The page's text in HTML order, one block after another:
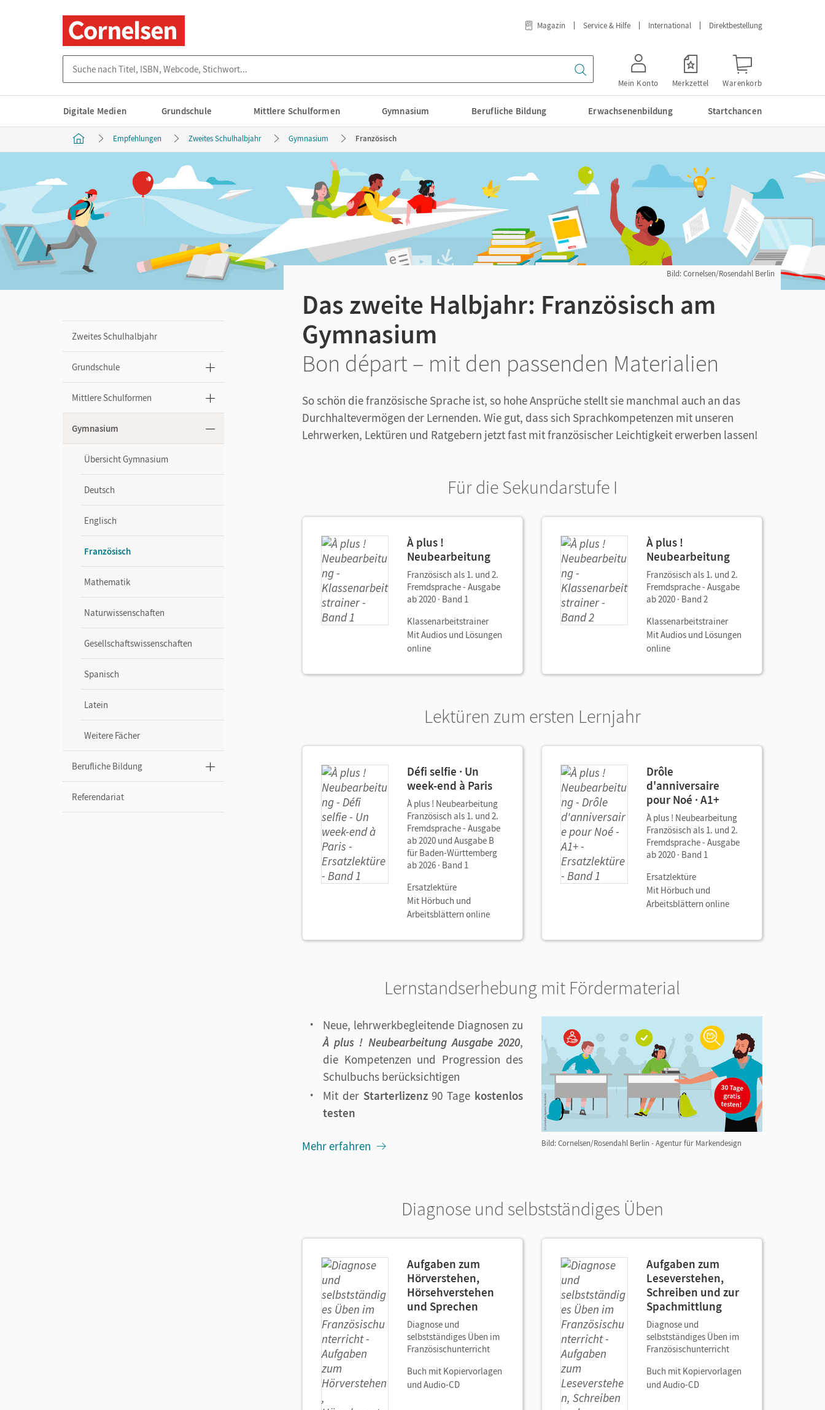
Magazin Service & Hilfe International Direktbestellung
Mein Konto Merkzettel Warenkorb
Digitale Medien Grundschule Mittlere Schulformen Gymnasium Berufliche Bildung Erwachsenenbildung Startchancen
Empfehlungen Zweites Schulhalbjahr Gymnasium Französisch
Zweites Schulhalbjahr
Grundschule
Mittlere Schulformen
Gymnasium
Übersicht Gymnasium
Deutsch
Englisch
Französisch
Mathematik
Naturwissenschaften
Gesellschaftswissenschaften
Spanisch
Latein
Weitere Fächer
Berufliche Bildung
Referendariat
Bild: Cornelsen/Rosendahl Berlin
Das zweite Halbjahr: Französisch am
Gymnasium
Bon départ – mit den passenden Materialien
So schön die französische Sprache ist, so hohe Ansprüche stellt sie manchmal auch an das
Durchhaltevermögen der Lernenden. Wie gut, dass sich Sprachkompetenzen mit unseren
Lehrwerken, Lektüren und Ratgebern jetzt fast mit französischer Leichtigkeit erwerben lassen!
Für die Sekundarstufe I
À plus !
Neubearbeitung
Französisch als 1. und 2.
Fremdsprache - Ausgabe
ab 2020 · Band 1
Klassenarbeitstrainer
Mit Audios und Lösungen
online
À plus !
Neubearbeitung
Französisch als 1. und 2.
Fremdsprache - Ausgabe
ab 2020 · Band 2
Klassenarbeitstrainer
Mit Audios und Lösungen
online
Lektüren zum ersten Lernjahr
Défi selfie · Un
week-end à Paris
À plus ! Neubearbeitung
Französisch als 1. und 2.
Fremdsprache - Ausgabe
ab 2020 und Ausgabe B
für Baden-Württemberg
ab 2026 · Band 1
Ersatzlektüre
Mit Hörbuch und
Arbeitsblättern online
Drôle
d'anniversaire
pour Noé · A1+
À plus ! Neubearbeitung
Französisch als 1. und 2.
Fremdsprache - Ausgabe
ab 2020 · Band 1
Ersatzlektüre
Mit Hörbuch und
Arbeitsblättern online
Lernstandserhebung mit Fördermaterial
Bild: Cornelsen/Rosendahl Berlin - Agentur für Markendesign
Neue, lehrwerkbegleitende Diagnosen zu
À plus ! Neubearbeitung Ausgabe 2020,
die Kompetenzen und Progression des
Schulbuchs berücksichtigen
Mit der Starterlizenz 90 Tage kostenlos
testen
Mehr erfahren
Diagnose und selbstständiges Üben
Aufgaben zum
Hörverstehen,
Hörsehverstehen
und Sprechen
Diagnose und
selbstständiges Üben im
Französischunterricht
Buch mit Kopiervorlagen
und Audio-CD
Aufgaben zum
Leseverstehen,
Schreiben und zur
Spachmittlung
Diagnose und
selbstständiges Üben im
Französischunterricht
Buch mit Kopiervorlagen
und Audio-CD